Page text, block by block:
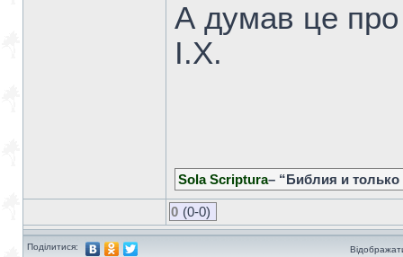
А думав це про
І.Х.
Sola Scriptura– “Библия и
0 (0-0)
Поділитися: